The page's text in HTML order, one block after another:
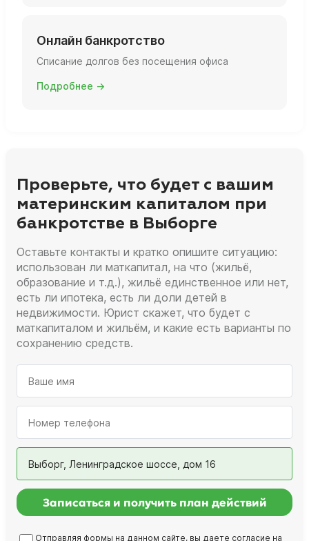
Онлайн банкротство
Списание долгов без посещения офиса
Подробнее →
Проверьте, что будет с вашим
материнским капиталом при
банкротстве в Выборге
Оставьте контакты и кратко опишите ситуацию:
использован ли маткапитал, на что (жильё,
образование и т.д.), жильё единственное или нет,
есть ли ипотека, есть ли доли детей в
недвижимости. Юрист скажет, что будет с
маткапиталом и жильём, и какие есть варианты по
сохранению средств.
Выборг, Ленинградское шоссе, дом 16
Записаться и получить план действий
Отправляя формы на данном сайте, вы даете согласие на